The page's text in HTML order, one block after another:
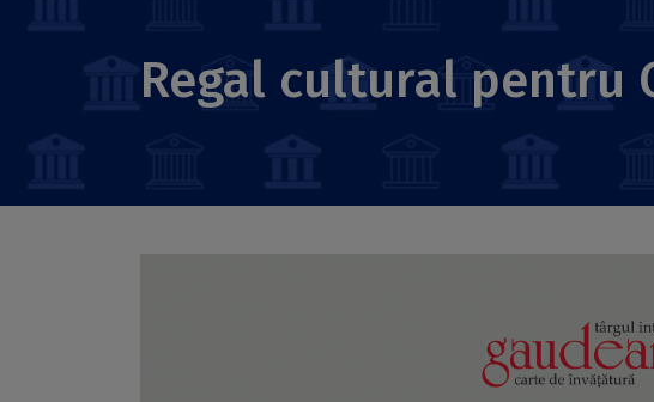
Regal cultural pentru